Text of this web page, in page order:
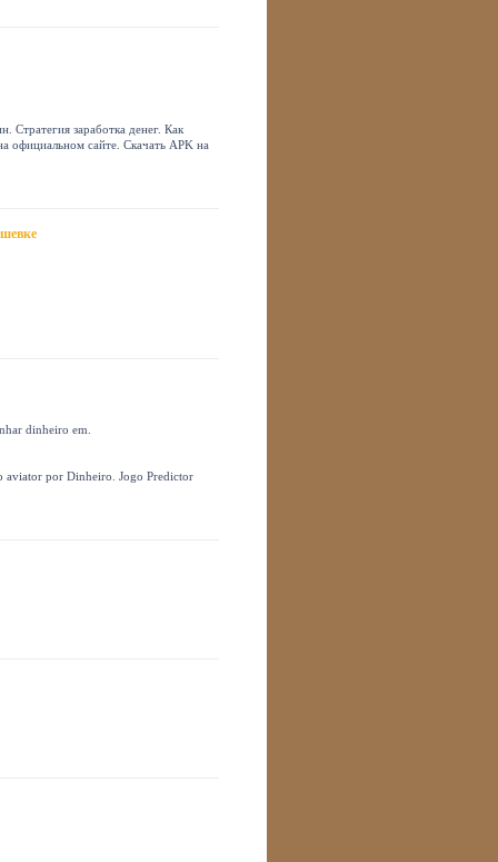
Стратегия заработка денег. Как
официальном сайте. Скачать APK на
dinheiro em.
aviator por Dinheiro. Jogo Predictor